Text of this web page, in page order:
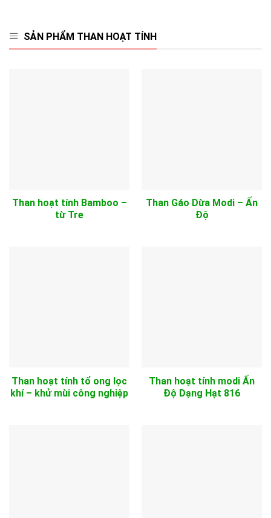
SẢN PHẨM THAN HOẠT TÍNH
Than hoạt tính Bamboo –
từ Tre
Than Gáo Dừa Modi – Ấn
Độ
Than hoạt tính tổ ong lọc
khí – khử mùi công nghiệp
Than hoạt tính modi Ấn
Độ Dạng Hạt 816